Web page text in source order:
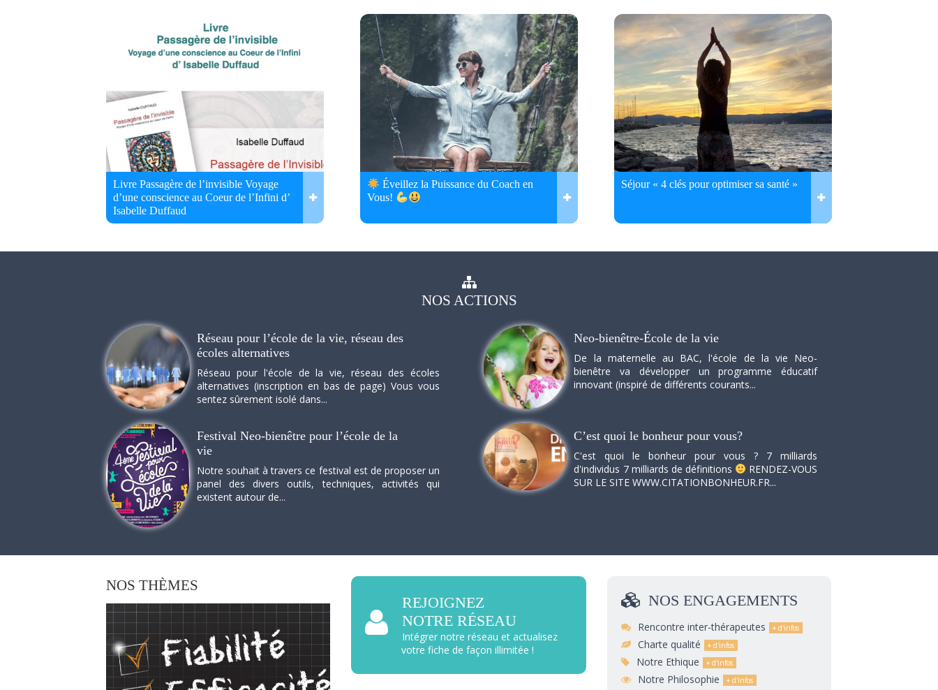
Livre Passagère de l’invisible Voyage
d’une conscience au Coeur de l’Infini d’
Isabelle Duffaud
Éveillez la Puissance du Coach en
Vous!
Séjour « 4 clés pour optimiser sa santé »
NOS ACTIONS
Réseau pour l’école de la vie, réseau des
écoles alternatives
Réseau pour l'école de la vie, réseau des écoles
alternatives (inscription en bas de page) Vous vous
sentez sûrement isolé dans...
Neo-bienêtre-École de la vie
De la maternelle au BAC, l'école de la vie Neo-
bienêtre va développer un programme éducatif
innovant (inspiré de différents courants...
Festival Neo-bienêtre pour l’école de la
vie
Notre souhait à travers ce festival est de proposer un
panel des divers outils, techniques, activités qui
existent autour de...
C’est quoi le bonheur pour vous?
C'est quoi le bonheur pour vous ? 7 milliards
d'individus 7 milliards de définitions
RENDEZ-VOUS
SUR LE SITE WWW.CITATIONBONHEUR.FR...
NOS THÈMES
REJOIGNEZ
NOTRE RÉSEAU
Intégrer notre réseau et actualisez
votre fiche de façon illimitée !
NOS ENGAGEMENTS
Rencontre inter-thérapeutes
Charte qualité
Notre Ethique
Notre Philosophie